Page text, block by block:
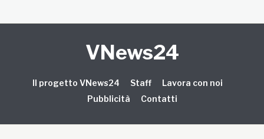
VNews24
Il progetto VNews24 Staff
Lavora con noi
Pubblicità
Contatti